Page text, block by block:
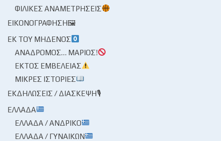
ΦΙΛΙΚΈΣ ΑΝΑΜΕΤΡΉΣΕΙΣ
ΕΙΚΟΝΟΓΡΆΦΗΣΗ🖼
ΕΚ ΤΟΥ ΜΗΔΕΝΌΣ
ΑΝΆΔΡΟΜΟΣ… ΜΆΡΙΟΣ!
ΕΚΤΌΣ ΕΜΒΈΛΕΙΑΣ
ΜΙΚΡΈΣ ΙΣΤΟΡΊΕΣ
ΕΚΔΗΛΏΣΕΙΣ / ΔΙΆΣΚΕΨΗ🎙
ΕΛΛΆΔΑ
ΕΛΛΆΔΑ / ΑΝΔΡΙΚΌ
ΕΛΛΆΔΑ / ΓΥΝΑΙΚΏΝ